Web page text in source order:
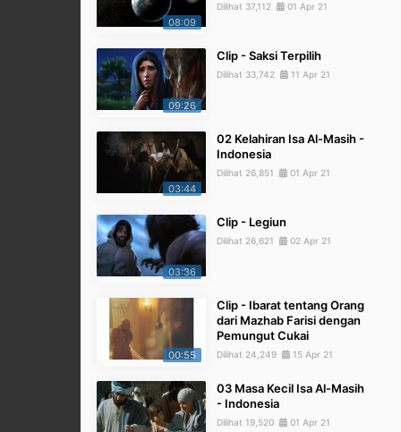
08:09
Dilihat 37,112 01 Apr 21
09:26
Clip - Saksi Terpilih
Dilihat 33,742 11 Apr 21
03:44
02 Kelahiran Isa Al-Masih -
Indonesia
Dilihat 26,851 01 Apr 21
03:36
Clip - Legiun
Dilihat 26,621 02 Apr 21
00:55
Clip - Ibarat tentang Orang
dari Mazhab Farisi dengan
Pemungut Cukai
Dilihat 24,249 15 Apr 21
03 Masa Kecil Isa Al-Masih
- Indonesia
Dilihat 19,520 01 Apr 21